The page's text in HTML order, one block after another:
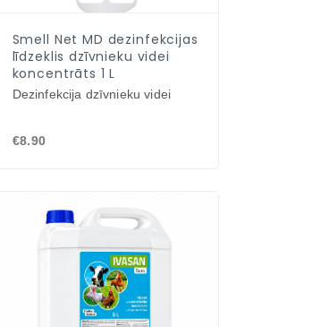
Smell Net MD dezinfekcijas
līdzeklis dzīvnieku videi
koncentrāts 1 L
Dezinfekcija dzīvnieku videi
€8.90